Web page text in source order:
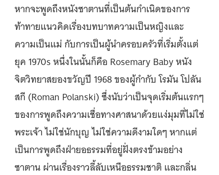
หากจะพูดถึงหนังซาตานที่เป็นต้นกำเนิดของการ
ท้าทายแนวคิดเรื่องบทบาทความเป็นหญิงและ
ความเป็นแม่ กับการเป็นผู้นำครอบครัวที่เริ่มตั้งแต่
ยุค 1970s หนึ่งในนั้นก็คือ Rosemary Baby หนัง
จิตวิทยาสยองขวัญปี 1968 ของผู้กำกับ โรมัน โปลัน
สกี (Roman Polanski) ซึ่งนับว่าเป็นจุดเริ่มต้นแรกๆ
ของการพูดถึงความเชื่อทางศาสนาด้วยแง่มุมที่ไม่ใช่
พระเจ้า ไม่ใช่นักบุญ ไม่ใช่ความดีงามใดๆ หากแต่
เป็นการพูดถึงฝ่ายอธรรมที่อยู่ฝั่งตรงข้ามอย่าง
ซาตาน ผ่านเรื่องราวลี้ลับเหนือธรรมชาติ และกลิ่น